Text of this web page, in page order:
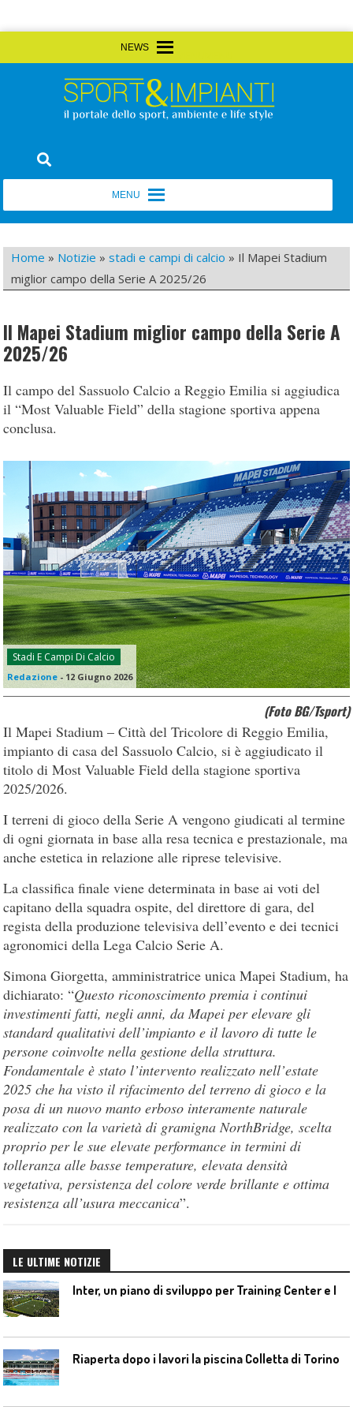
to
Sport&Impianti
Home » Notizie »stadi e campi di calcio » Il Mapei Stadium
miglior campo della Serie A 2025/26
Il Mapei Stadium miglior campo della Serie A
2025/26
Il campo del Sassuolo Calcio a Reggio Emilia si aggiudica
il “Most Valuable Field” della stagione sportiva appena
conclusa.
Stadi E Campi Di Calcio
Redazione - 12 Giugno 2026
(Foto BG/Tsport)
Il Mapei Stadium – Città del Tricolore di Reggio Emilia,
impianto di casa del Sassuolo Calcio, si è aggiudicato il
titolo di Most Valuable Field della stagione sportiva
2025/2026.
I terreni di gioco della Serie A vengono giudicati al termine
di ogni giornata in base alla resa tecnica e prestazionale, ma
anche estetica in relazione alle riprese televisive.
La classifica finale viene determinata in base ai voti del
capitano della squadra ospite, del direttore di gara, del
regista della produzione televisiva dell’evento e dei tecnici
agronomici della Lega Calcio Serie A.
Simona Giorgetta, amministratrice unica Mapei Stadium, ha
dichiarato: “Questo riconoscimento premia i continui
investimenti fatti, negli anni, da Mapei per elevare gli
standard qualitativi dell’impianto e il lavoro di tutte le
persone coinvolte nella gestione della struttura.
Fondamentale è stato l’intervento realizzato nell’estate
2025 che ha visto il rifacimento del terreno di gioco e la
posa di un nuovo manto erboso interamente naturale
realizzato con la varietà di gramigna NorthBridge, scelta
proprio per le sue elevate performance in termini di
tolleranza alle basse temperature, elevata densità
vegetativa, persistenza del colore verde brillante e ottima
resistenza all’usura meccanica”.
LE ULTIME NOTIZIE
Riaperta dopo i lavori la piscina Colletta di Torino